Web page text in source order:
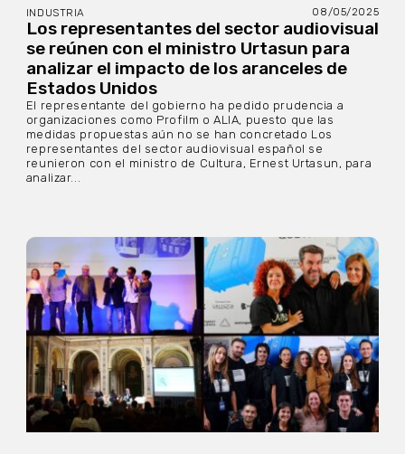
INDUSTRIA 08/05/2025
Los representantes del sector audiovisual
se reúnen con el ministro Urtasun para
analizar el impacto de los aranceles de
Estados Unidos
El representante del gobierno ha pedido prudencia a
organizaciones como Profilm o ALIA, puesto que las
medidas propuestas aún no se han concretado Los
representantes del sector audiovisual español se
reunieron con el ministro de Cultura, Ernest Urtasun, para
analizar...